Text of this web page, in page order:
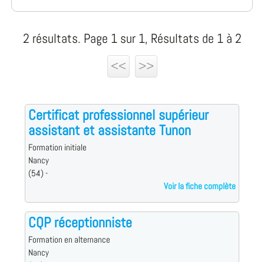
2 résultats. Page 1 sur 1, Résultats de 1 à 2
<<
>>
Certificat professionnel supérieur
assistant et assistante Tunon
Formation initiale
Nancy
(54) -
Voir la fiche complète
CQP réceptionniste
Formation en alternance
Nancy